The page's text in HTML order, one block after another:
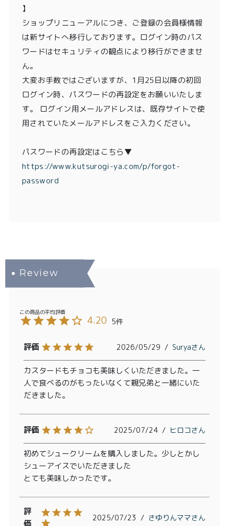
】
ショップリニューアルにつき、ご登録の会員様情報
は新サイトへ移行しております。ログイン時のパス
ワードはセキュリティの観点により移行ができませ
ん。
大変お手数ではございますが、1月25日以降の初回
ログイン時、パスワードの再設定をお願いいたしま
す。 ログイン用メールアドレスは、既存サイトで使
用されていたメールアドレスをご入力ください。
パスワードの再設定はこちら▼
https://www.kutsurogi-ya.com/p/forgot-
password
4.20 5
Surya
2026/05/29
カスタードもチョコも美味しくいただきました。一
人で食べるのがもったいなくて親兄弟と一緒にいた
だきました。
ヒロコ
2025/07/24
初めてシュークリームを購入しました。少しとかし
シューアイスでいただきました
とても美味しかったです。
さゆりんママ
2025/07/23